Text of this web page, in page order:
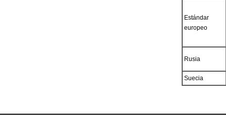
Estándar
europeo
Rusia
Suecia